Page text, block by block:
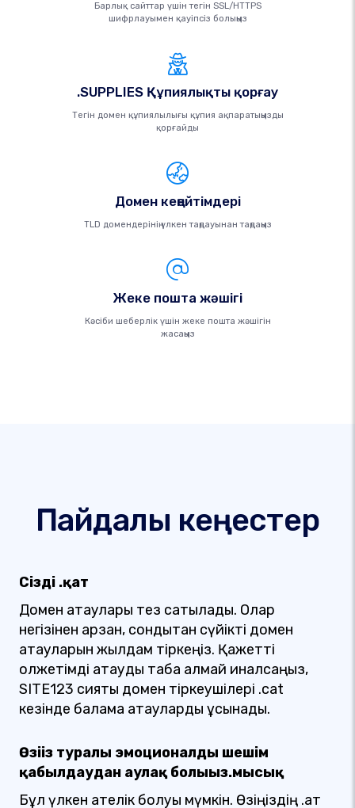
Барлық сайттар үшін тегін SSL/HTTPS
шифрлауымен қауіпсіз болыңыз
.SUPPLIES Құпиялықты қорғау
Тегін домен құпиялылығы құпия ақпаратыңызды
қорғайды
Домен кеңейтімдері
TLD домендерінің үлкен таңдауынан таңдаңыз
Жеке пошта жәшігі
Кәсіби шеберлік үшін жеке пошта жәшігін
жасаңыз
Пайдалы кеңестер
Сіздің .қат
Домен атаулары тез сатылады. Олар
негізінен арзан, сондықтан сүйікті домен
атауларын жылдам тіркеңіз. Қажетті
қолжетімді атауды таба алмай қиналсаңыз,
SITE123 сияқты домен тіркеушілері .cat
кезінде балама атауларды ұсынады.
Өзіңіз туралы эмоционалды шешім
қабылдаудан аулақ болыңыз.мысық
Бұл үлкен қателік болуы мүмкін. Өзіңіздің .қат